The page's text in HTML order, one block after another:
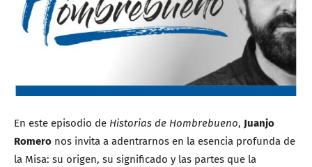
En este episodio de Historias de Hombrebueno, Juanjo
Romero nos invita a adentrarnos en la esencia profunda de
la Misa: su origen, su significado y las partes que la